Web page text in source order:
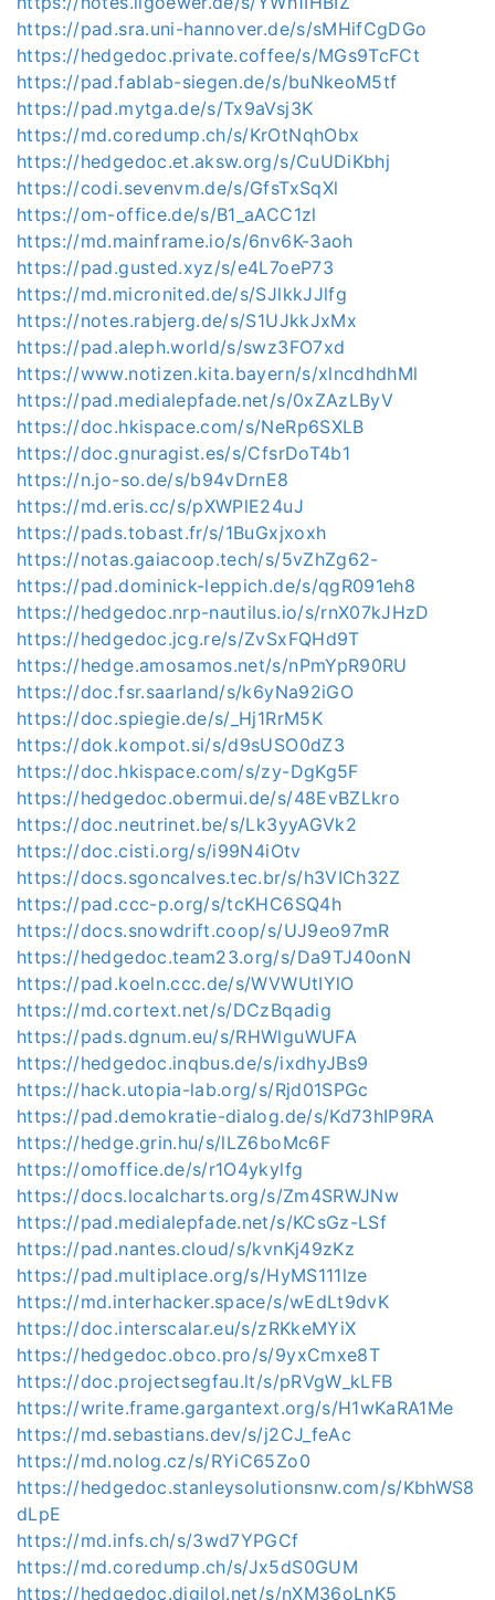
https://pad.sra.uni-hannover.de/s/sMHifCgDGo
https://hedgedoc.private.coffee/s/MGs9TcFCt
https://pad.fablab-siegen.de/s/buNkeoM5tf
https://pad.mytga.de/s/Tx9aVsj3K
https://md.coredump.ch/s/KrOtNqhObx
https://hedgedoc.et.aksw.org/s/CuUDiKbhj
https://codi.sevenvm.de/s/GfsTxSqXl
https://om-office.de/s/B1_aACC1zl
https://md.mainframe.io/s/6nv6K-3aoh
https://pad.gusted.xyz/s/e4L7oeP73
https://md.micronited.de/s/SJlkkJJlfg
https://notes.rabjerg.de/s/S1UJkkJxMx
https://pad.aleph.world/s/swz3FO7xd
https://www.notizen.kita.bayern/s/xlncdhdhMl
https://pad.medialepfade.net/s/0xZAzLByV
https://doc.hkispace.com/s/NeRp6SXLB
https://doc.gnuragist.es/s/CfsrDoT4b1
https://n.jo-so.de/s/b94vDrnE8
https://md.eris.cc/s/pXWPlE24uJ
https://pads.tobast.fr/s/1BuGxjxoxh
https://notas.gaiacoop.tech/s/5vZhZg62-
https://pad.dominick-leppich.de/s/qgR091eh8
https://hedgedoc.nrp-nautilus.io/s/rnX07kJHzD
https://hedgedoc.jcg.re/s/ZvSxFQHd9T
https://hedge.amosamos.net/s/nPmYpR90RU
https://doc.fsr.saarland/s/k6yNa92iGO
https://doc.spiegie.de/s/_Hj1RrM5K
https://dok.kompot.si/s/d9sUSO0dZ3
https://doc.hkispace.com/s/zy-DgKg5F
https://hedgedoc.obermui.de/s/48EvBZLkro
https://doc.neutrinet.be/s/Lk3yyAGVk2
https://doc.cisti.org/s/i99N4iOtv
https://docs.sgoncalves.tec.br/s/h3VICh32Z
https://pad.ccc-p.org/s/tcKHC6SQ4h
https://docs.snowdrift.coop/s/UJ9eo97mR
https://hedgedoc.team23.org/s/Da9TJ40onN
https://pad.koeln.ccc.de/s/WVWUtIYlO
https://md.cortext.net/s/DCzBqadig
https://pads.dgnum.eu/s/RHWlguWUFA
https://hedgedoc.inqbus.de/s/ixdhyJBs9
https://hack.utopia-lab.org/s/Rjd01SPGc
https://pad.demokratie-dialog.de/s/Kd73hIP9RA
https://hedge.grin.hu/s/lLZ6boMc6F
https://omoffice.de/s/r1O4ykylfg
https://docs.localcharts.org/s/Zm4SRWJNw
https://pad.medialepfade.net/s/KCsGz-LSf
https://pad.nantes.cloud/s/kvnKj49zKz
https://pad.multiplace.org/s/HyMS111lze
https://md.interhacker.space/s/wEdLt9dvK
https://doc.interscalar.eu/s/zRKkeMYiX
https://hedgedoc.obco.pro/s/9yxCmxe8T
https://doc.projectsegfau.lt/s/pRVgW_kLFB
https://write.frame.gargantext.org/s/H1wKaRA1Me
https://md.sebastians.dev/s/j2CJ_feAc
https://md.nolog.cz/s/RYiC65Zo0
https://hedgedoc.stanleysolutionsnw.com/s/KbhWS8
dLpE
https://md.infs.ch/s/3wd7YPGCf
https://md.coredump.ch/s/Jx5dS0GUM
https://hedgedoc.digilol.net/s/nXM36oLnK5